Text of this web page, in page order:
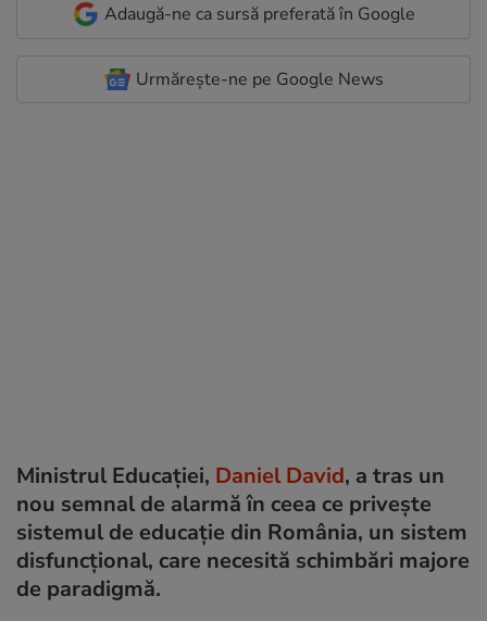
Adaugă-ne ca sursă preferată în Google
Urmărește-ne pe Google News
Ministrul Educației, Daniel David, a tras un
nou semnal de alarmă în ceea ce privește
sistemul de educație din România, un sistem
disfuncțional, care necesită schimbări majore
de paradigmă.